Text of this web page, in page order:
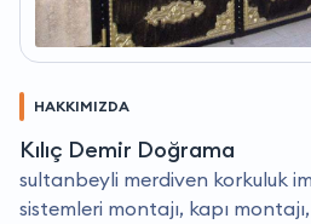
HAKKIMIZDA
Kılıç Demir Doğrama
sultanbeyli merdiven korkuluk
sistemleri montajı, kapı